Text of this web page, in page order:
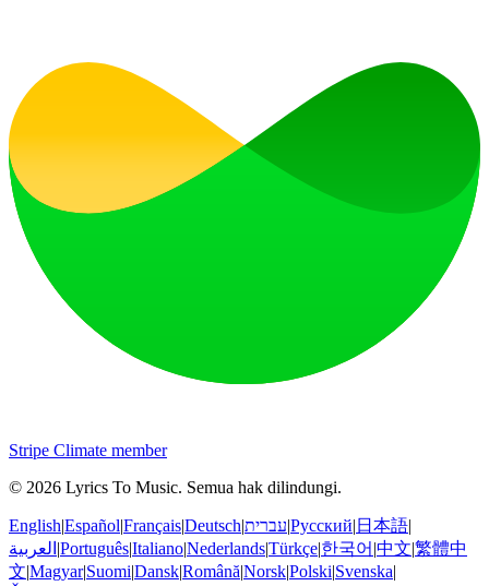
Stripe Climate member
© 2026 Lyrics To Music. Semua hak dilindungi.
English|Español|Français|Deutsch|עברית|Русский| 日本語|
العربية |Português|Italiano|Nederlands|Türkçe|한국어 |中文|繁體中
文|Magyar|Suomi|Dansk|Română|Norsk|Polski|Svenska|